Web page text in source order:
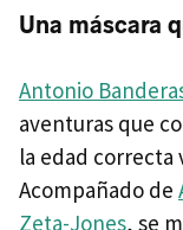
Una máscara
Antonio
aventuras que
la edad correcta
Acompañado de
Zeta-Jones, se